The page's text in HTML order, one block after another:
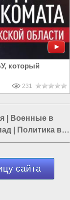
который
231
Военные в
Политика в
сайта